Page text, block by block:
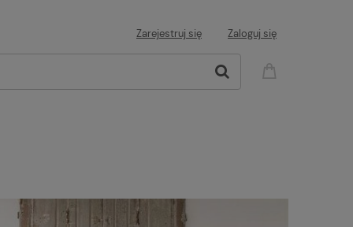
Zarejestruj się Zaloguj się